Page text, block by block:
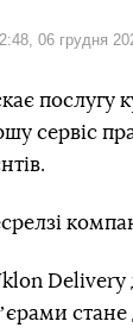
06 грудня
послугу
сервіс